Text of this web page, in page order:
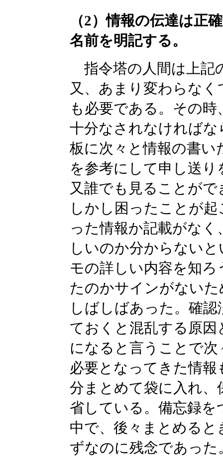
（2）情報の伝達は正
名前を明記する。
指令塔の人間は上記
又、あまり変わらな
も必要である。その
十分なされなければ
板に次々と情報の書
を参考にして申し送
又誰でも見ることが
しかし困ったことが
った情報か記載がな
しいのか分からない
モの詳しい内容を知
たのかサインがない
しばしばあった。確
ておくと混乱する原
になると言うことで
必要となってきた情
分まとめて袋に入れ
省している。備忘録
中で、後々まとめる
ずなのに残念であった